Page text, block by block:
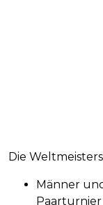
Die
Männer